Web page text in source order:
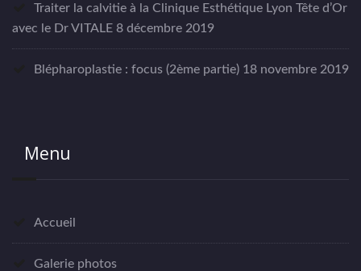
Traiter la calvitie à la Clinique Esthétique Lyon Tête d’Or
avec le Dr VITALE 8 décembre 2019
Blépharoplastie : focus (2ème partie) 18 novembre 2019
Menu
Accueil
Galerie photos